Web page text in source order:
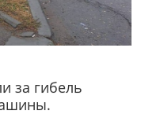
за гибель